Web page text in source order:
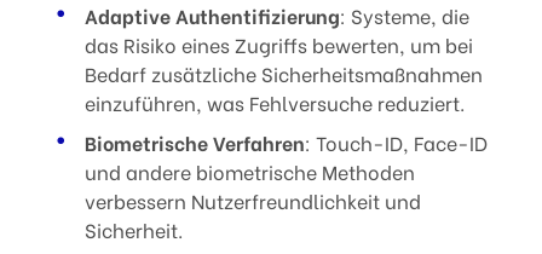
Adaptive Authentifizierung: Systeme, die
das Risiko eines Zugriffs bewerten, um bei
Bedarf zusätzliche Sicherheitsmaßnahmen
einzuführen, was Fehlversuche reduziert.
Biometrische Verfahren: Touch-ID, Face-ID
und andere biometrische Methoden
verbessern Nutzerfreundlichkeit und
Sicherheit.